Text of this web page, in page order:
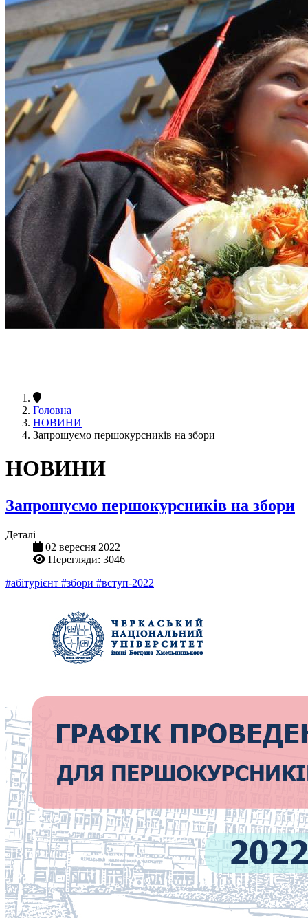
Головна
НОВИНИ
Запрошуємо першокурсників на збори
НОВИНИ
Запрошуємо першокурсників на збори
Деталі
02 вересня 2022
Перегляди: 3046
#абітурієнт #збори #вступ-2022